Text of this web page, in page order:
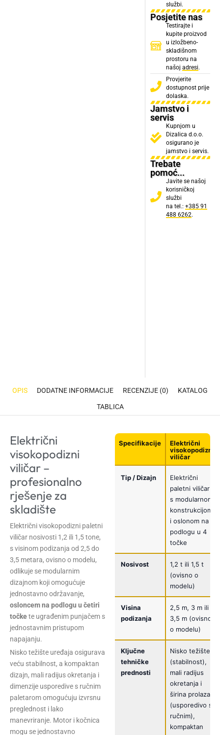
službi.
Posjetite nas
Testirajte i
kupite proizvod
u izložbeno-
skladišnom
prostoru na
našoj adresi.
Provjerite
dostupnost prije
dolaska.
Jamstvo i
servis
Kupnjom u
Dizalica d.o.o.
osigurano je
jamstvo i servis.
Trebate
pomoć...
Javite se našoj
korisničkoj
službi
na tel.: +385 91
488 6262.
OPIS DODATNE INFORMACIJE RECENZIJE (0) KATALOG
TABLICA
Električni
visokopodizni
viličar –
profesionalno
rješenje za
skladište
Električni visokopodizni paletni
viličar nosivosti 1,2 ili 1,5 tone,
s visinom podizanja od 2,5 do
3,5 metara, ovisno o modelu,
odlikuje se modularnim
dizajnom koji omogućuje
jednostavno održavanje,
osloncem na podlogu u četiri
točkete ugrađenim punjačem s
jednostavnim pristupom
napajanju.
Nisko težište uređaja osigurava
veću stabilnost, a kompaktan
dizajn, mali radijus okretanja i
dimenzije usporedive s ručnim
paletarom omogućuju izvrsnu
preglednost i lako
manevriranje. Motor i kočnica
mogu se jednostavno
Specifikacije
Električni
visokopodizni
viličar
Tip / Dizajn
Električni
paletni viličar
s modularnom
konstrukcijom
i oslonom na
podlogu u 4
točke
Nosivost
1,2 t ili 1,5 t
(ovisno o
modelu)
Visina
podizanja
2,5 m, 3 m ili
3,5 m (ovisno
o modelu)
Ključne
tehničke
prednosti
Nisko težište
(stabilnost),
mali radijus
okretanja i
širina prolaza
(usporedivo s
ručnim),
kompaktan